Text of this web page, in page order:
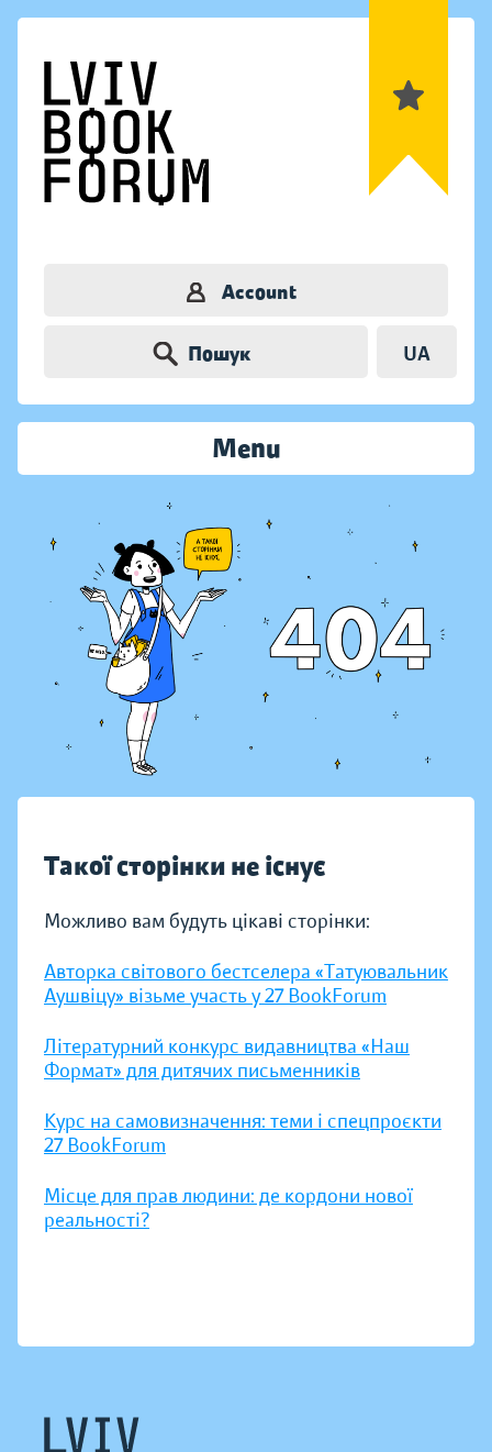
Account
Пошук UA
Menu
Такої сторінки не існує
Можливо вам будуть цікаві сторінки:
Авторка світового бестселера «Татуювальник
Аушвіцу» візьме участь у 27 BookForum
Літературний конкурс видавництва «Наш
Формат» для дитячих письменників
Курс на самовизначення: теми і спецпроєкти
27 BookForum
Місце для прав людини: де кордони нової
реальності?